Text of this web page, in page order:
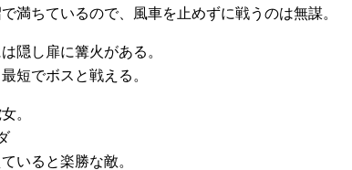
満ちているので、風車を止めずに戦うのは無謀。
隠し扉に篝火がある。
短でボスと戦える。
。
いると楽勝な敵。